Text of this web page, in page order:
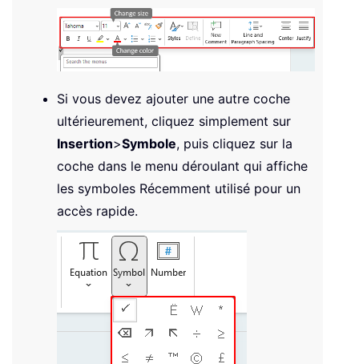
Si vous devez ajouter une autre coche
ultérieurement, cliquez simplement sur
Insertion>Symbole, puis cliquez sur la
coche dans le menu déroulant qui affiche
les symboles Récemment utilisé pour un
accès rapide.